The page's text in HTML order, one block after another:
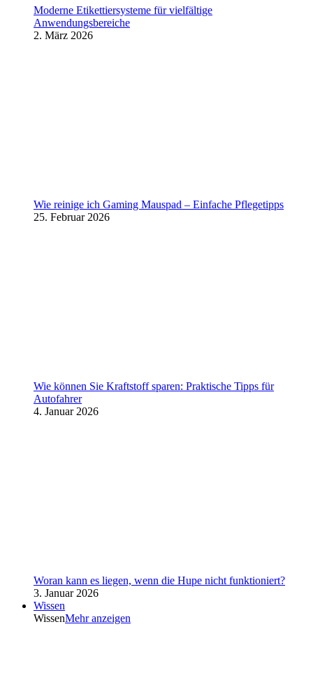
Moderne Etikettiersysteme für vielfältige
Anwendungsbereiche
2. März 2026
Wie reinige ich Gaming Mauspad – Einfache Pflegetipps
25. Februar 2026
Wie können Sie Kraftstoff sparen: Praktische Tipps für
Autofahrer
4. Januar 2026
Woran kann es liegen, wenn die Hupe nicht funktioniert?
3. Januar 2026
Wissen
WissenMehr anzeigen